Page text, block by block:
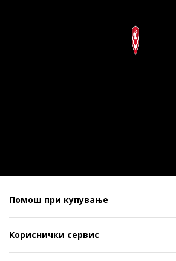
Помош при купување
Кориснички сервис